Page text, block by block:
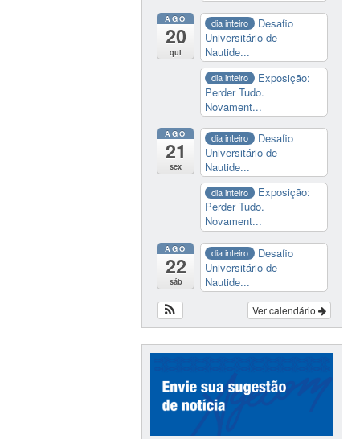
AGO
20
qui
dia inteiro
Desafio
Universitário de
Nautide...
dia inteiro
Exposição:
Perder Tudo.
Novament...
AGO
21
sex
dia inteiro
Desafio
Universitário de
Nautide...
dia inteiro
Exposição:
Perder Tudo.
Novament...
AGO
22
sáb
dia inteiro
Desafio
Universitário de
Nautide...
Ver calendário